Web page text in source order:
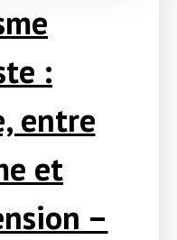
:
entre
et
–